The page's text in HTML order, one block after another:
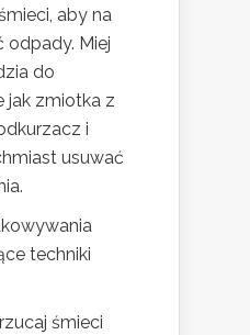
aby na
odpady. Miej
do
jak zmiotka z
i
usuwać
techniki
śmieci